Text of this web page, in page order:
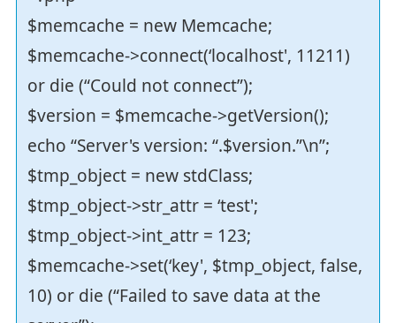
$memcache = new Memcache;
$memcache->connect(‘localhost', 11211)
or die (“Could not connect”);
$version = $memcache->getVersion();
echo “Server's version: “.$version.”\n”;
$tmp_object = new stdClass;
$tmp_object->str_attr = ‘test';
$tmp_object->int_attr = 123;
$memcache->set(‘key', $tmp_object, false,
10) or die (“Failed to save data at the